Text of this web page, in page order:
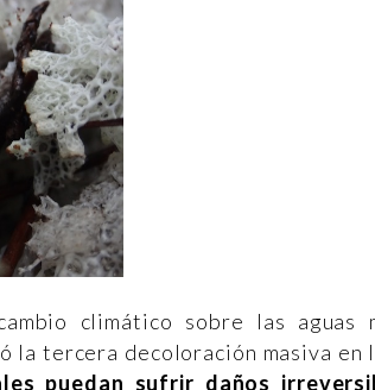
climático sobre las aguas
la tercera decoloración masiva en
puedan sufrir daños